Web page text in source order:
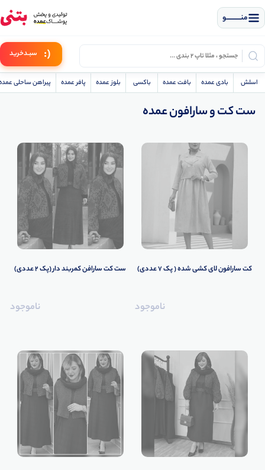
منــــــــــــو
(: سبـدخرید
اسلش بادی عمده بافت عمده باکسی بلوز عمده پافر عمده پیراهن ساحلی
ست کت و سارافون عمده
کت سارافون لای کشی شده ( پک 7 عددی)
ناموجود
️️ست کت سارافن کمربند دار (پک 2 عددی)
ناموجود